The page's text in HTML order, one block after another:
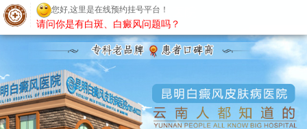
昆明白癜风医院
您好,这里是在线预约挂号平台！
请问你是有白斑、白癜风问题吗？